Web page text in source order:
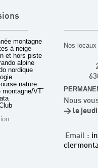
montagne
à neige
et hors piste
alpine
nordique
nature
VTT
Nos
Nous
> le jeudi
Email :